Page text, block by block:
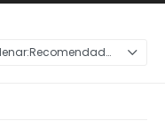
Recomendados